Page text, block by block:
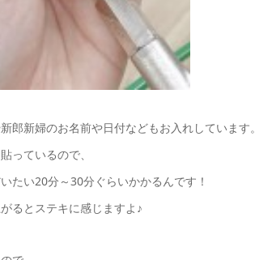
郎新婦のお名前や日付などもお入れしています。
っているので、
たい20分～30分ぐらいかかるんです！
るとステキに感じますよ♪